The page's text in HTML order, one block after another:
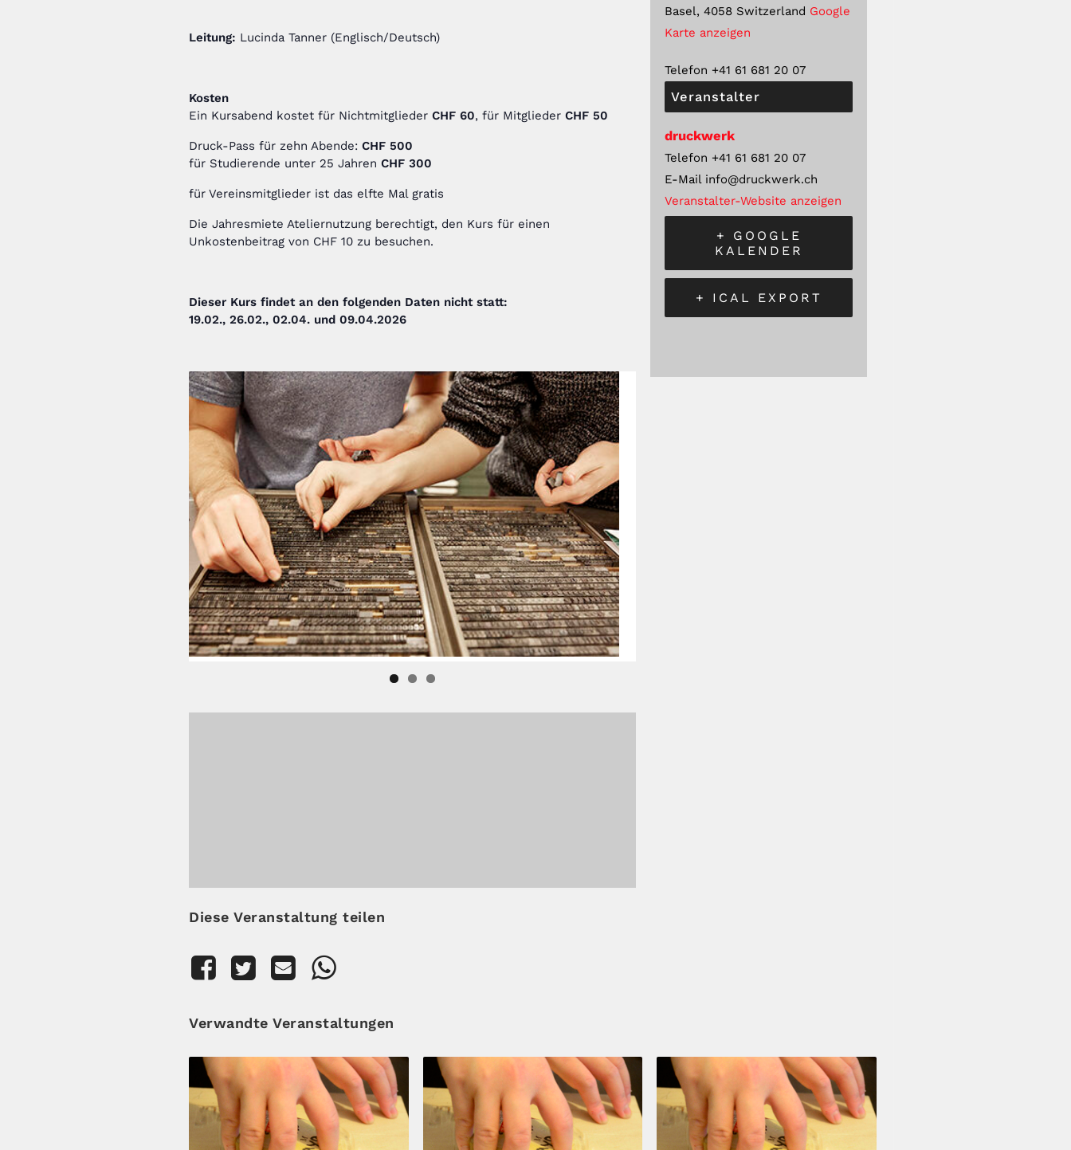
Leitung: Lucinda Tanner (Englisch/Deutsch)
Kosten
Ein Kursabend kostet für Nichtmitglieder CHF 60, für Mitglieder CHF 50
Druck-Pass für zehn Abende: CHF 500
für Studierende unter 25 Jahren CHF 300
für Vereinsmitglieder ist das elfte Mal gratis
Die Jahresmiete Ateliernutzung berechtigt, den Kurs für einen
Unkostenbeitrag von CHF 10 zu besuchen.
Dieser Kurs findet an den folgenden Daten nicht statt:
19.02., 26.02., 02.04. und 09.04.2026
Diese Veranstaltung teilen
Basel, 4058 Switzerland Google
Karte anzeigen
Telefon +41 61 681 20 07
Veranstalter
druckwerk
Telefon +41 61 681 20 07
E-Mail info@druckwerk.ch
Veranstalter-Website anzeigen
+ GOOGLE
KALENDER
+ ICAL EXPORT
Verwandte Veranstaltungen